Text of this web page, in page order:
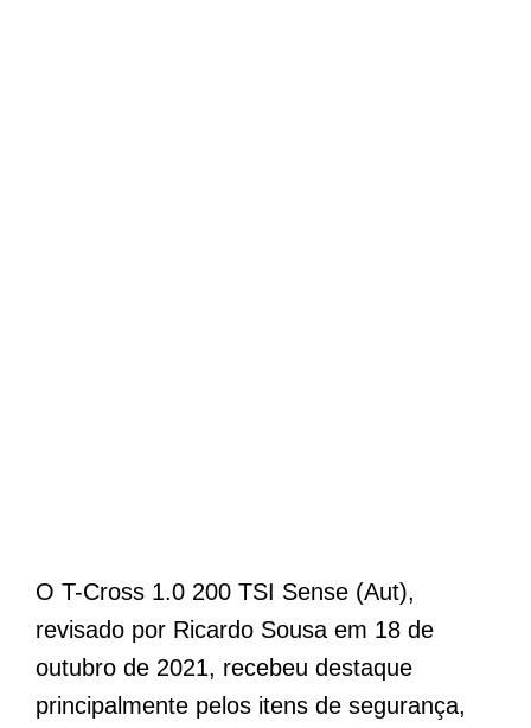
O T-Cross 1.0 200 TSI Sense (Aut),
revisado por Ricardo Sousa em 18 de
outubro de 2021, recebeu destaque
principalmente pelos itens de segurança,